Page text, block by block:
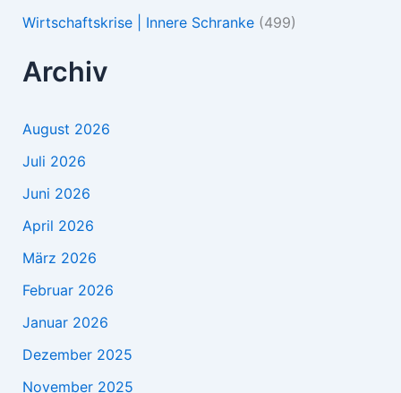
Wirtschaftskrise | Innere Schranke(499)
Archiv
August 2026
Juli 2026
Juni 2026
April 2026
März 2026
Februar 2026
Januar 2026
Dezember 2025
November 2025